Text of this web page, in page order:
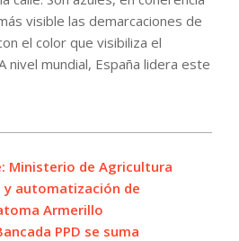
visible las demarcaciones de
el color que visibiliza el
nivel mundial, España lidera este
Ministerio de Agricultura
y automatización de
Armerillo
PPD se suma